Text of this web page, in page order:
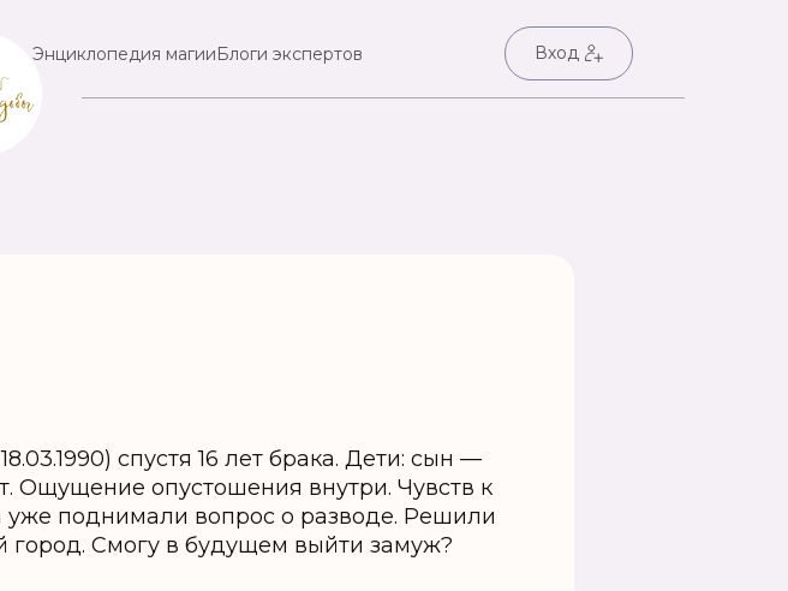
Энциклопедия магииБлоги экспертов Вход
спустя 16 лет брака. Дети: сын —
Ощущение опустошения внутри. Чувств к
поднимали вопрос о разводе. Решили
город. Смогу в будущем выйти замуж?